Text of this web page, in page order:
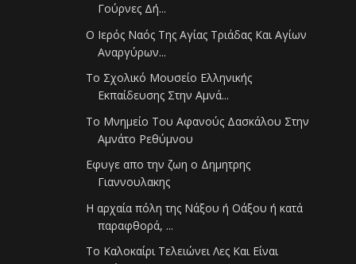
Γούρνες Δή...
Ο Ιερός Ναός Της Αγίας Τριάδας Και Αγίων
Αναργύρων...
Το Σχολικό Μουσείο Ελληνικής
Εκπαίδευσης Στην Αμνά...
Το Μνημείο Του Αφανούς Δασκάλου Στην
Αμνάτο Ρεθύμνου
Εφυγε απο την ζωη ο Δημητρης
Γιαννουλακης
Η αρχαία πόλη της Νάξου ή Οάξου ή κατά
παραφθορά, ...
Το Καλοκαίρι Τελειώνει Λες Και Είναι